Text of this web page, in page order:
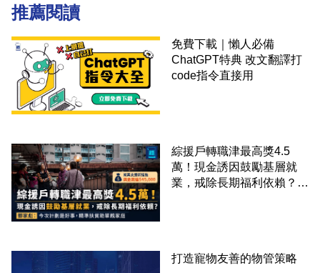
推薦閱讀
免費下載｜懶人必備
ChatGPT特典 改文翻譯打
code指令直接用
綜援戶轉職津最高獎4.5
萬！現金誘因鼓勵基層就
業，戒除長期福利依賴？鄧
打造寵物友善的物管策略